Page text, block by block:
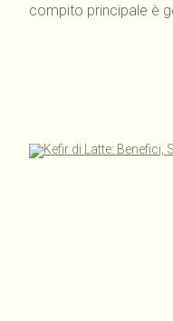
compito principale è